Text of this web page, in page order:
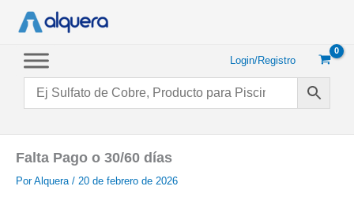
Login/Registro
Falta Pago o 30/60 días
PorAlquera / 20 de febrero de 2026